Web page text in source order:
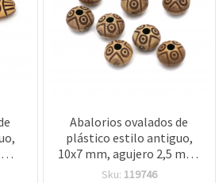
Abalorios ovalados de
plástico estilo antiguo,
10x7 mm, agujero 2,5 mm,
marrón – 50 g (~100 uds)
Sku: 119746